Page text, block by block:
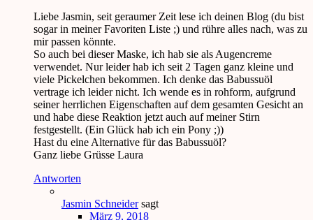
Liebe Jasmin, seit geraumer Zeit lese ich deinen Blog (du bist
sogar in meiner Favoriten Liste ;) und rühre alles nach, was zu
mir passen könnte.
So auch bei dieser Maske, ich hab sie als Augencreme
verwendet. Nur leider hab ich seit 2 Tagen ganz kleine und
viele Pickelchen bekommen. Ich denke das Babussuöl
vertrage ich leider nicht. Ich wende es in rohform, aufgrund
seiner herrlichen Eigenschaften auf dem gesamten Gesicht an
und habe diese Reaktion jetzt auch auf meiner Stirn
festgestellt. (Ein Glück hab ich ein Pony ;))
Hast du eine Alternative für das Babussuöl?
Ganz liebe Grüsse Laura
Antworten
Jasmin Schneider sagt
März 9, 2018